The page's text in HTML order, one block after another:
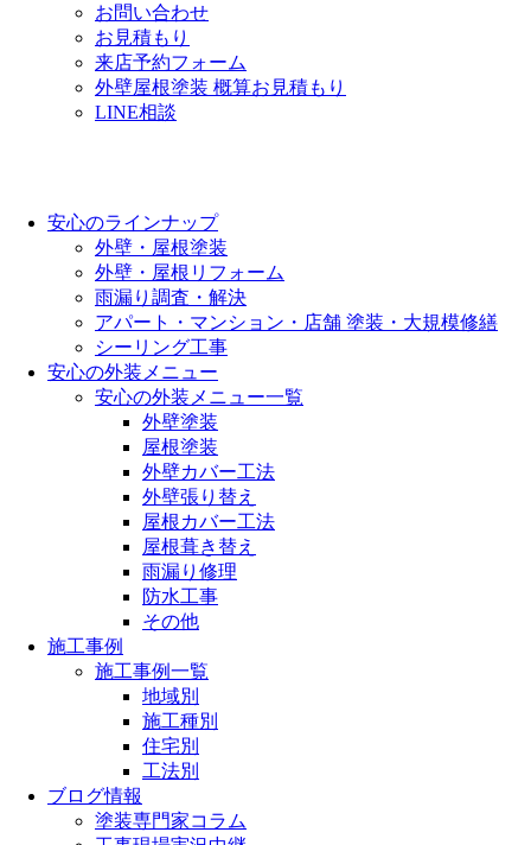
お問い合わせ
お見積もり
来店予約フォーム
外壁屋根塗装 概算お見積もり
LINE相談
安心のラインナップ
外壁・屋根塗装
外壁・屋根リフォーム
雨漏り調査・解決
アパート・マンション・店舗 塗装・大規模修繕
シーリング工事
安心の外装メニュー
安心の外装メニュー一覧
外壁塗装
屋根塗装
外壁カバー工法
外壁張り替え
屋根カバー工法
屋根葺き替え
雨漏り修理
防水工事
その他
施工事例
施工事例一覧
地域別
施工種別
住宅別
工法別
ブログ情報
塗装専門家コラム